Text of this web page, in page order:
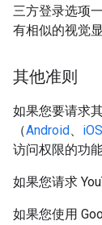
三方登录选项
有相似的视觉
其他准则
如果您要请求
（Android、 iOS
访问权限的功
如果您请求
如果您使用